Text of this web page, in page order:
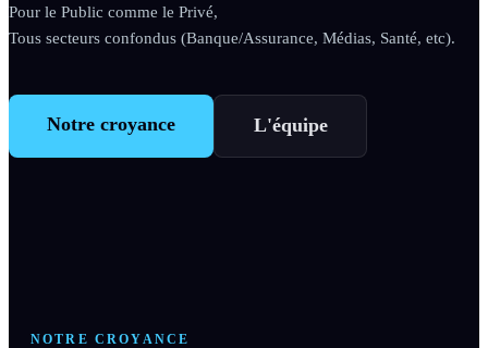
Pour le Public comme le Privé,
Tous secteurs confondus (Banque/Assurance, Médias, Santé, etc).
Notre croyance L'équipe
NOTRE CROYANCE